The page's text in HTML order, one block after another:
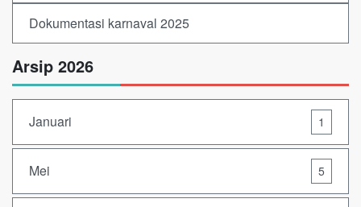
Dokumentasi karnaval 2025
Arsip 2026
Januari 1
Mei 5